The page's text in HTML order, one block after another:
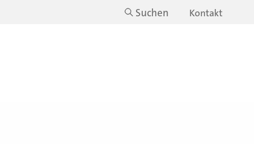
Suchen Kontakt